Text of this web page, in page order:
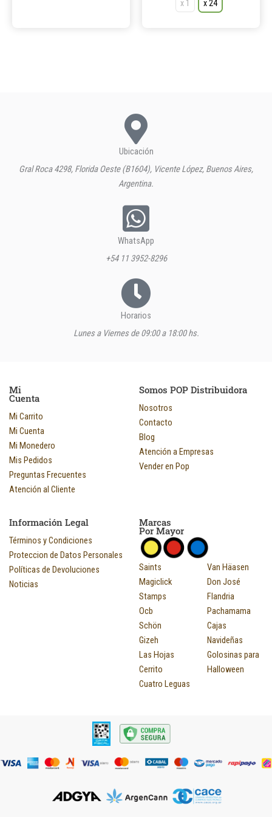
x 1 x 24
Ubicación
Gral Roca 4298, Florida Oeste (B1604), Vicente López, Buenos Aires,
Argentina.
WhatsApp
+54 11 3952-8296
Horarios
Lunes a Viernes de 09:00 a 18:00 hs.
Mi
Cuenta
Mi Carrito
Mi Cuenta
Mi Monedero
Mis Pedidos
Preguntas Frecuentes
Atención al Cliente
Somos POP Distribuidora
Nosotros
Contacto
Blog
Atención a Empresas
Vender en Pop
Información Legal
Términos y Condiciones
Proteccion de Datos Personales
Políticas de Devoluciones
Noticias
Marcas
Por Mayor
Saints
Magiclick
Stamps
Ocb
Schön
Gizeh
Las Hojas
Cerrito
Cuatro Leguas
Van Häasen
Don José
Flandria
Pachamama
Cajas
Navideñas
Golosinas para
Halloween